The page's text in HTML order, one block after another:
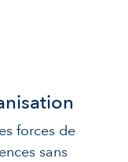
forces de
sans